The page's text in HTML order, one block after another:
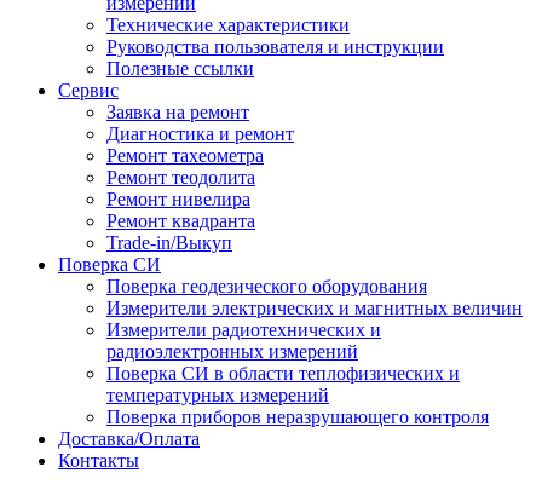
Технические характеристики
Руководства пользователя и инструкции
Полезные ссылки
Сервис
Заявка на ремонт
Диагностика и ремонт
Ремонт тахеометра
Ремонт теодолита
Ремонт нивелира
Ремонт квадранта
Trade-in/Выкуп
Поверка СИ
Поверка геодезического оборудования
Измерители электрических и магнитных величин
Измерители радиотехнических и
радиоэлектронных измерений
Поверка СИ в области теплофизических и
температурных измерений
Поверка приборов неразрушающего контроля
Доставка/Оплата
Контакты